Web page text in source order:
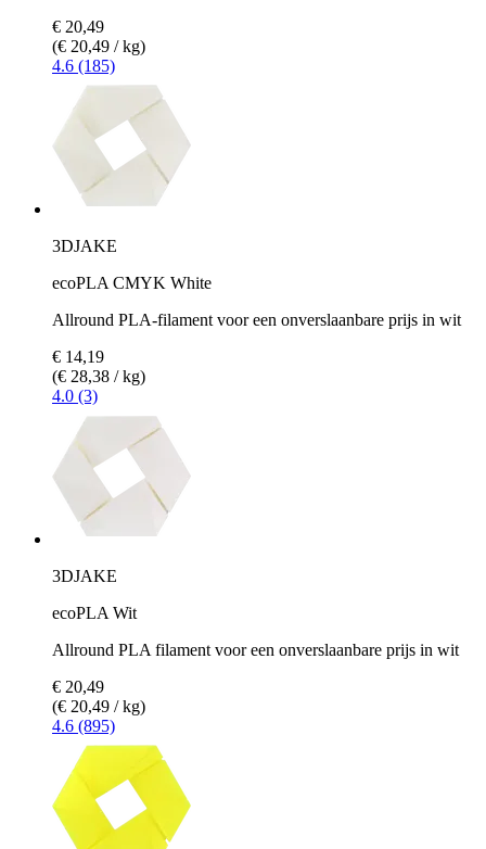
€ 20,49
(€ 20,49 / kg)
4.6 (185)
3DJAKE
ecoPLA CMYK White
Allround PLA-filament voor een onverslaanbare prijs in wit
€ 14,19
(€ 28,38 / kg)
4.0 (3)
3DJAKE
ecoPLA Wit
Allround PLA filament voor een onverslaanbare prijs in wit
€ 20,49
(€ 20,49 / kg)
4.6 (895)